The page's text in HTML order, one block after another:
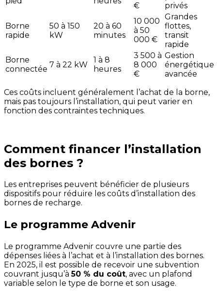
€
privés
Borne
rapide
50 à 150
kW
20 à 60
minutes
10 000
à 50
000 €
Grandes
flottes,
transit
rapide
Borne
connectée 7 à 22 kW
1 à 8
heures
3 500 à
8 000
€
Gestion
énergétique
avancée
Ces coûts incluent généralement l’achat de la borne,
mais pas toujours l’installation, qui peut varier en
fonction des contraintes techniques.
Comment financer l’installation
des bornes ?
Les entreprises peuvent bénéficier de plusieurs
dispositifs pour réduire les coûts d’installation des
bornes de recharge.
Le programme Advenir
Le programme Advenir couvre une partie des
dépenses liées à l’achat et à l’installation des bornes.
En 2025, il est possible de recevoir une subvention
couvrant jusqu’à50 % du coût, avec un plafond
variable selon le type de borne et son usage.